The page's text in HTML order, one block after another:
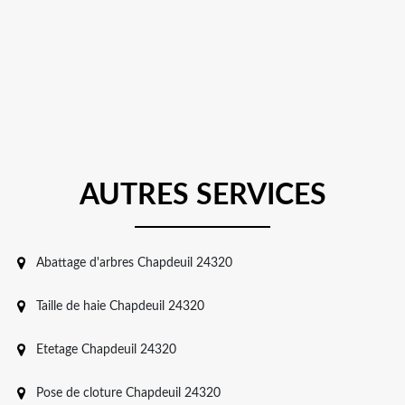
AUTRES SERVICES
Abattage d'arbres Chapdeuil 24320
Taille de haie Chapdeuil 24320
Etetage Chapdeuil 24320
Pose de cloture Chapdeuil 24320